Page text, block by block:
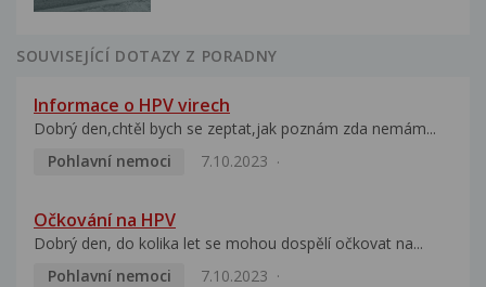
SOUVISEJÍCÍ DOTAZY Z PORADNY
Informace o HPV virech
Dobrý den,chtěl bych se zeptat,jak poznám zda nemám...
Pohlavní nemoci
7.10.2023
Očkování na HPV
Dobrý den, do kolika let se mohou dospělí očkovat na...
Pohlavní nemoci
7.10.2023